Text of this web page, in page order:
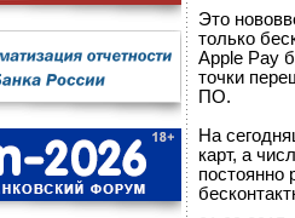
Это
только
Apple Pay
точки
ПО.
На
карт, а
постоянно